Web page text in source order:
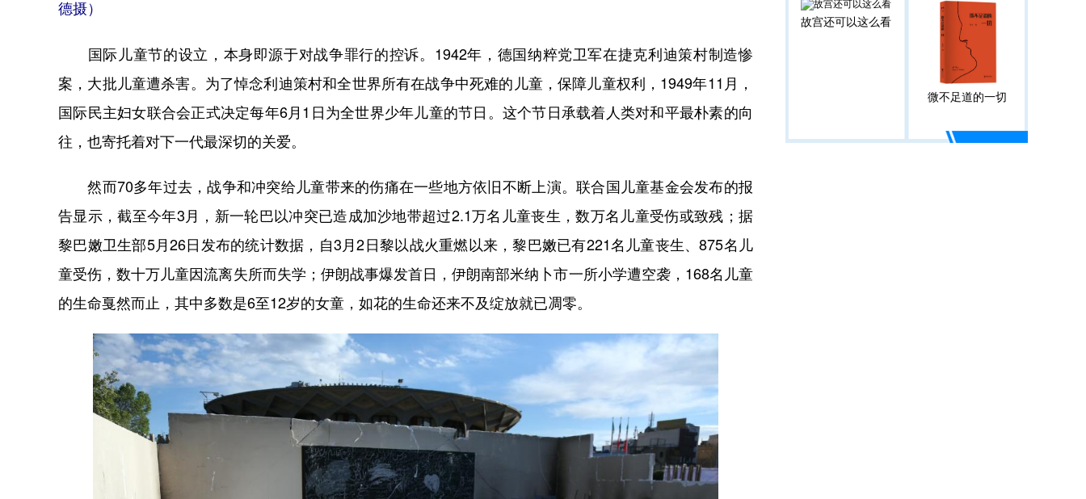
德摄）
国际儿童节的设立，本身即源于对战争罪行的控诉。1942年，德国纳粹党卫军在捷克利迪策村制造惨
案，大批儿童遭杀害。为了悼念利迪策村和全世界所有在战争中死难的儿童，保障儿童权利，1949年11月，
国际民主妇女联合会正式决定每年6月1日为全世界少年儿童的节日。这个节日承载着人类对和平最朴素的向
往，也寄托着对下一代最深切的关爱。
然而70多年过去，战争和冲突给儿童带来的伤痛在一些地方依旧不断上演。联合国儿童基金会发布的报
告显示，截至今年3月，新一轮巴以冲突已造成加沙地带超过2.1万名儿童丧生，数万名儿童受伤或致残；据
黎巴嫩卫生部5月26日发布的统计数据，自3月2日黎以战火重燃以来，黎巴嫩已有221名儿童丧生、875名儿
童受伤，数十万儿童因流离失所而失学；伊朗战事爆发首日，伊朗南部米纳卜市一所小学遭空袭，168名儿童
的生命戛然而止，其中多数是6至12岁的女童，如花的生命还来不及绽放就已凋零。
故宫还可以这么看
微不足道的一切